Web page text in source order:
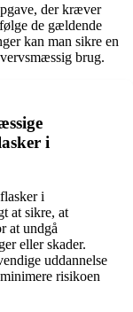
der kræver
de gældende
kan man sikre en
brug.
i
i
at sikre, at
at undgå
eller skader.
uddannelse
risikoen